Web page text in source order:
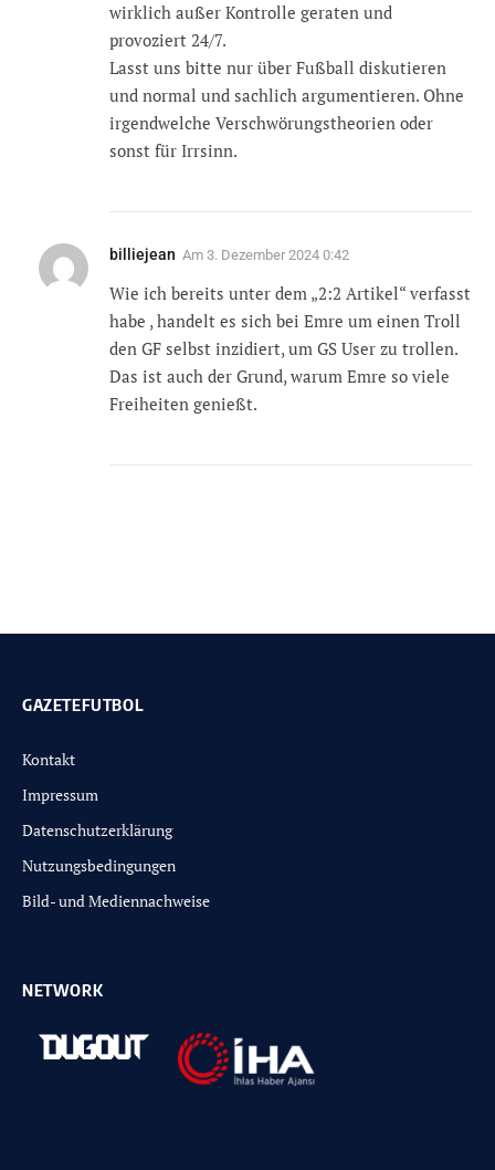
wirklich außer Kontrolle geraten und
provoziert 24/7.
Lasst uns bitte nur über Fußball diskutieren
und normal und sachlich argumentieren. Ohne
irgendwelche Verschwörungstheorien oder
sonst für Irrsinn.
billiejean Am 3. Dezember 2024 0:42
Wie ich bereits unter dem „2:2 Artikel“ verfasst
habe , handelt es sich bei Emre um einen Troll
den GF selbst inzidiert, um GS User zu trollen.
Das ist auch der Grund, warum Emre so viele
Freiheiten genießt.
GAZETEFUTBOL
Kontakt
Impressum
Datenschutzerklärung
Nutzungsbedingungen
Bild- und Mediennachweise
NETWORK